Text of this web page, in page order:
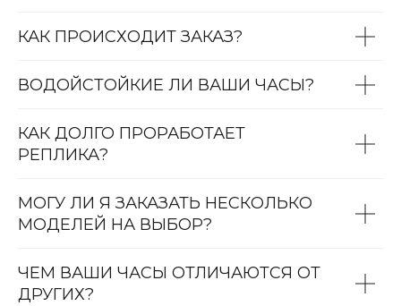
КАК ПРОИСХОДИТ ЗАКАЗ?
ВОДОЙСТОЙКИЕ ЛИ ВАШИ ЧАСЫ?
КАК ДОЛГО ПРОРАБОТАЕТ
РЕПЛИКА?
МОГУ ЛИ Я ЗАКАЗАТЬ НЕСКОЛЬКО
МОДЕЛЕЙ НА ВЫБОР?
ЧЕМ ВАШИ ЧАСЫ ОТЛИЧАЮТСЯ ОТ
ДРУГИХ?